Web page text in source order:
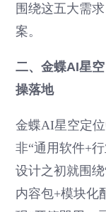
围绕这五大需
案。
二、金蝶AI星
操落地
金蝶AI星空定
非“通用软件+
设计之初就围
内容包+模块化